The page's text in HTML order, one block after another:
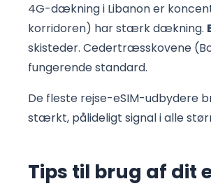
4G-dækning i Libanon er
korridoren) har stærk dækning.
skisteder. Cedertræsskovene
fungerende standard.
De fleste rejse-eSIM-udbydere
stærkt, pålideligt signal i alle
Tips til brug af dit